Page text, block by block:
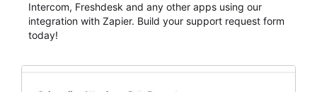
Intercom, Freshdesk and any other apps using our
integration with Zapier. Build your support request form
today!